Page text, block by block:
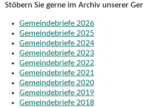
Stöbern Sie gerne im Archiv unserer
Gemeindebriefe 2026
Gemeindebriefe 2025
Gemeindebriefe 2024
Gemeindebriefe 2023
Gemeindebriefe 2022
Gemeindebriefe 2021
Gemeindebriefe 2020
Gemeindebriefe 2019
Gemeindebriefe 2018